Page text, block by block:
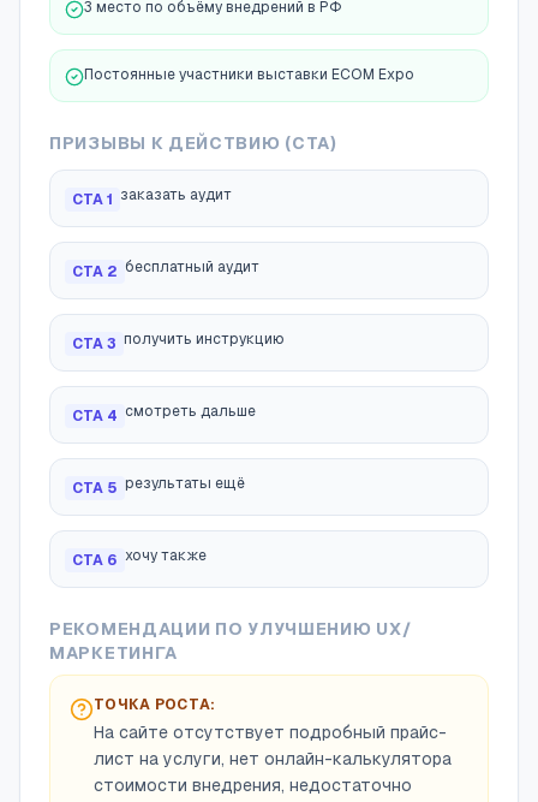
3 место по объёму внедрений в РФ
Постоянные участники выставки ECOM Expo
ПРИЗЫВЫ К ДЕЙСТВИЮ (CTA)
CTA 1 заказать аудит
CTA 2 бесплатный аудит
CTA 3 получить инструкцию
CTA 4 смотреть дальше
CTA 5 результаты ещё
CTA 6 хочу также
РЕКОМЕНДАЦИИ ПО УЛУЧШЕНИЮ UX/
МАРКЕТИНГА
ТОЧКА РОСТА:
На сайте отсутствует подробный прайс-
лист на услуги, нет онлайн-калькулятора
стоимости внедрения, недостаточно